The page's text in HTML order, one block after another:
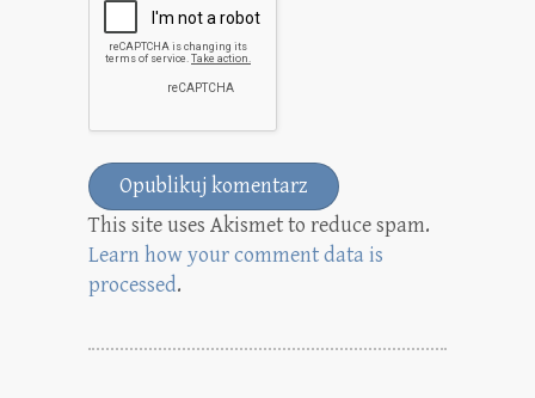
This site uses Akismet to reduce spam.
Learn how your comment data is
processed.